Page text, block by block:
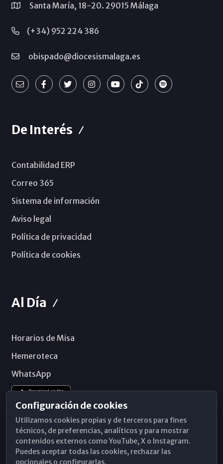
Santa María, 18-20. 29015 Málaga
(+34) 952 224 386
obispado@diocesismalaga.es
De Interés
Contabilidad ERP
Correo 365
Sistema de información
Aviso legal
Política de privacidad
Política de cookies
Al Día
Horarios de Misa
Hemeroteca
WhatsApp
Configuración de cookies
Utilizamos cookies propias y de terceros para fines
técnicos, de preferencias, analíticos y para mostrar
contenidos externos como YouTube, X o Instagram.
Puedes aceptar todas las cookies, rechazar las
opcionales o configurarlas.